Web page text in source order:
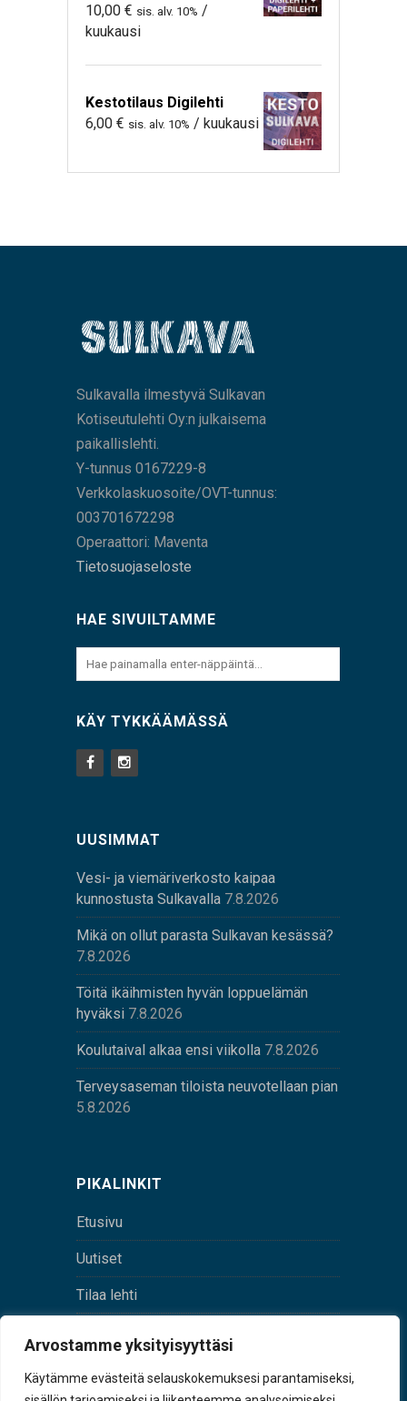
Arvostamme yksityisyyttäsi
Käytämme evästeitä selauskokemuksesi parantamiseksi,
10,00 € sis. alv. 10% /
kuukausi
Kestotilaus Digilehti
6,00 € sis. alv. 10% / kuukausi
Sulkavalla ilmestyvä Sulkavan
Kotiseutulehti Oy:n julkaisema
paikallislehti.
Y-tunnus 0167229-8
Verkkolaskuosoite/OVT-tunnus:
003701672298
Operaattori: Maventa
Tietosuojaseloste
HAE SIVUILTAMME
KÄY TYKKÄÄMÄSSÄ
UUSIMMAT
Vesi- ja viemäriverkosto kaipaa
kunnostusta Sulkavalla 7.8.2026
Mikä on ollut parasta Sulkavan kesässä?
7.8.2026
Töitä ikäihmisten hyvän loppuelämän
hyväksi 7.8.2026
Koulutaival alkaa ensi viikolla 7.8.2026
Terveysaseman tiloista neuvotellaan pian
5.8.2026
PIKALINKIT
Etusivu
Uutiset
Tilaa lehti